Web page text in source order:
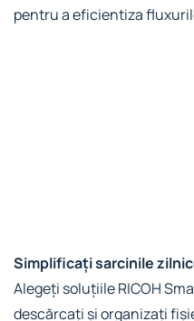
pentru a eficientiza
Simplificați sarcinile
Alegeți soluțiile RICOH
descărcați și organizați